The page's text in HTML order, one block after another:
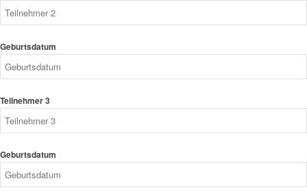
Geburtsdatum
Teilnehmer 3
Geburtsdatum